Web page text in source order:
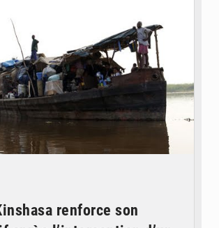
renforce son